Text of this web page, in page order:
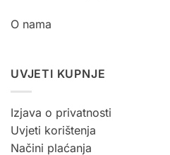
O nama
UVJETI KUPNJE
Izjava o privatnosti
Uvjeti korištenja
Načini plaćanja